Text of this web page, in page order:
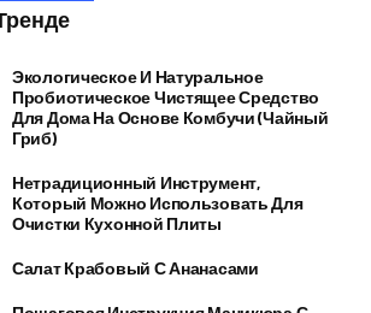
Экологическое И Натуральное
Пробиотическое Чистящее Средство
Для Дома На Основе Комбучи (чайный
Гриб)
Нетрадиционный Инструмент,
Который Можно Использовать Для
Очистки Кухонной Плиты
Салат Крабовый С Ананасами